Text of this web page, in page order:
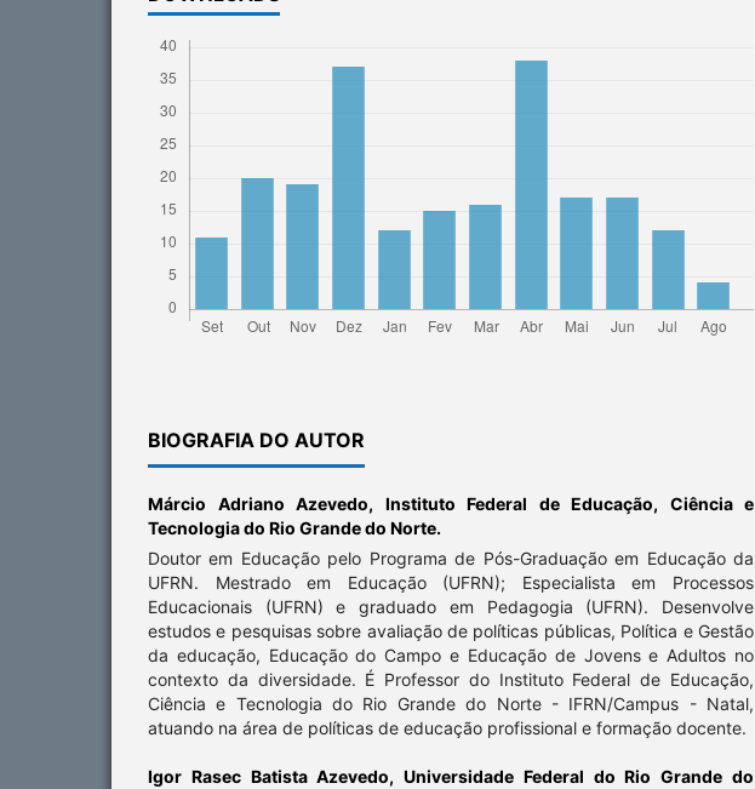
BIOGRAFIA DO AUTOR
Márcio Adriano Azevedo, Instituto Federal de Educação, Ciência e
Tecnologia do Rio Grande do Norte.
Doutor em Educação pelo Programa de Pós-Graduação em Educação da
UFRN. Mestrado em Educação (UFRN); Especialista em Processos
Educacionais (UFRN) e graduado em Pedagogia (UFRN). Desenvolve
estudos e pesquisas sobre avaliação de políticas públicas, Política e Gestão
da educação, Educação do Campo e Educação de Jovens e Adultos no
contexto da diversidade. É Professor do Instituto Federal de Educação,
Ciência e Tecnologia do Rio Grande do Norte - IFRN/Campus - Natal,
atuando na área de políticas de educação profissional e formação docente.
Igor Rasec Batista Azevedo,Universidade Federal do Rio Grande do